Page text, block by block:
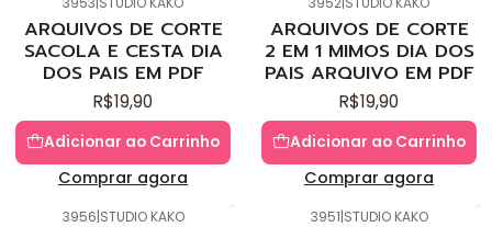
ARQUIVOS DE CORTE
SACOLA E CESTA DIA
DOS PAIS EM PDF
R$19,90
Adicionar ao Carrinho
Comprar agora
ARQUIVOS DE CORTE
2 EM 1 MIMOS DIA DOS
PAIS ARQUIVO EM PDF
R$19,90
Adicionar ao Carrinho
Comprar agora
3956|STUDIO KAKO 3951|STUDIO KAKO